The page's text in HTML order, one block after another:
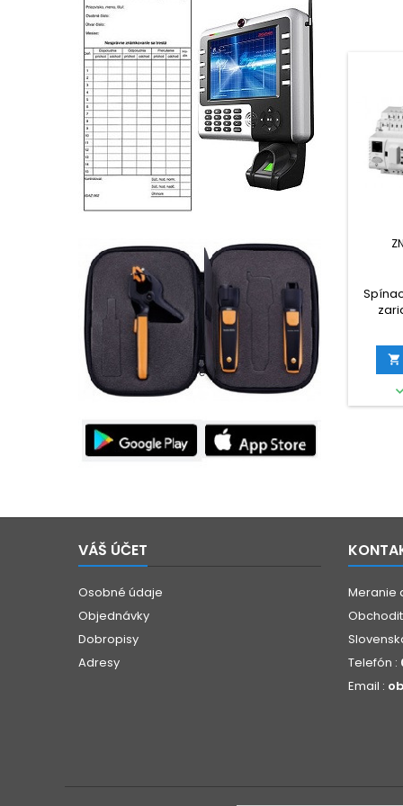

VÁŠ ÚČET
Osobné údaje
Objednávky
Dobropisy
Adresy
Meranie
Telefón :
Email :